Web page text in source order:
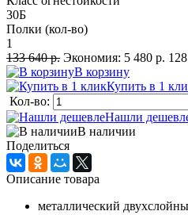
30Б
Полки (кол-во)
1
133 640 р. Экономия: 5 480 р.
В корзину
Купить в 1
Кол-во:
Нашли
В наличии
Поделиться
Описание товара
металлический